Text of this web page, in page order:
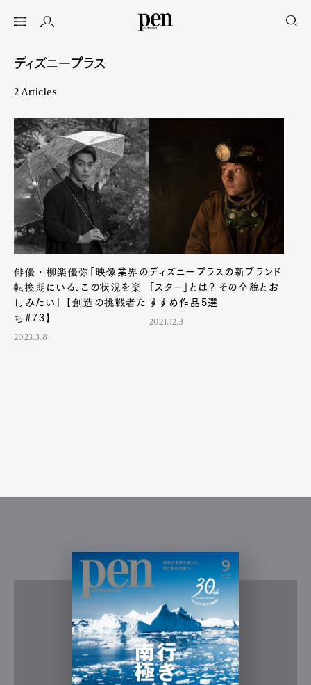
Art&DesignWatchFashion
GourmetCars
ProductCultureLifestyle
ディズニープラス
2 Articles
俳優・柳楽優弥「映像業界の
転換期にいる、この状況を楽
しみたい」【創造の挑戦者た
ち#73】
2023.3.8
ディズニープラスの新ブランド
「スター」とは？ その全貌とお
すすめ作品5選
2021.12.3